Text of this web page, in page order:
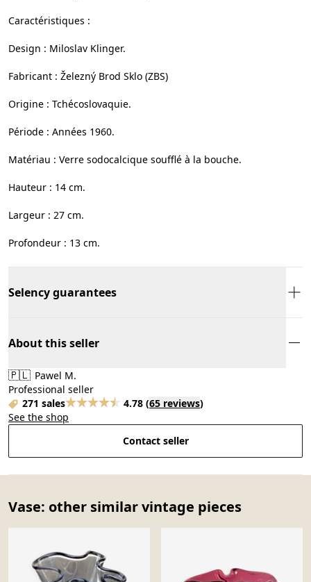
Caractéristiques :
Design : Miloslav Klinger.
Fabricant : Železný Brod Sklo (ZBS)
Origine : Tchécoslovaquie.
Période : Années 1960.
Matériau : Verre sodocalcique soufflé à la bouche.
Hauteur : 14 cm.
Largeur : 27 cm.
Profondeur : 13 cm.
Selency guarantees
About this seller
🇵🇱 Pawel M.
Professional seller
271 sales
4.78 (65 reviews)
See the shop
Contact seller
Vase: other similar vintage pieces